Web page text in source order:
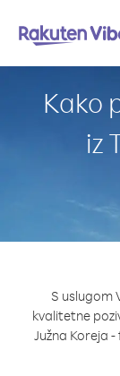
Kako
iz
S uslugom
kvalitetne
Južna Koreja